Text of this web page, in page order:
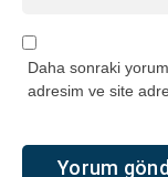
Daha sonraki
adresim ve site